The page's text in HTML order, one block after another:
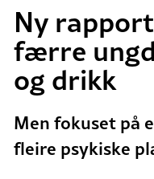
Ny
færre
og drikk
Men fokuset på
fleire psykiske